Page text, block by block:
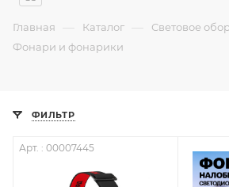
Главная — Каталог — Световое
Фонари и фонарики
ФИЛЬТР
Арт. : 00007445